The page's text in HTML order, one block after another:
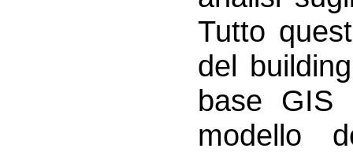
Tutto
del
base GIS
modello